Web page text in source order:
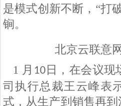
是模式创新不断，“打
锏。
北京云联意
1 月 10日，在会议现
司执行总裁王云峰表
式，从生产到销售再